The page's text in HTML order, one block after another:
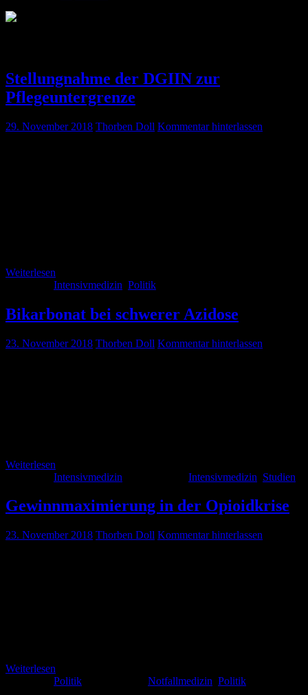
Stellungnahme der DGIIN zur
Pflegeuntergrenze
29. November 2018 Thorben Doll Kommentar hinterlassen
Weiterlesen
Intensivmedizin Politik
Bikarbonat bei schwerer Azidose
23. November 2018 Thorben Doll Kommentar hinterlassen
Weiterlesen
Intensivmedizin Intensivmedizin Studien
Gewinnmaximierung in der Opioidkrise
23. November 2018 Thorben Doll Kommentar hinterlassen
Weiterlesen
Politik Notfallmedizin Politik